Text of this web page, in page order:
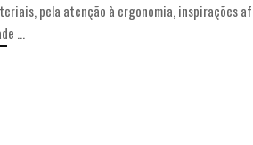
pela atenção à ergonomia, inspirações
...